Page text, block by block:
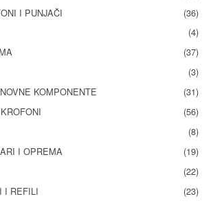
I PUNJAČI
(36)
(4)
(37)
(3)
KOMPONENTE
(31)
(56)
(8)
I OPREMA
(19)
(22)
I REFILI
(23)